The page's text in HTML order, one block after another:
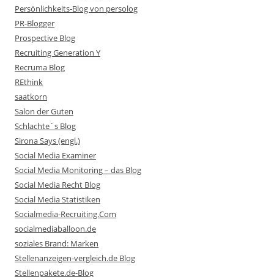
Persönlichkeits-Blog von persolog
PR-Blogger
Prospective Blog
Recruiting Generation Y
Recruma Blog
REthink
saatkorn
Salon der Guten
Schlachte´s Blog
Sirona Says (engl.)
Social Media Examiner
Social Media Monitoring – das Blog
Social Media Recht Blog
Social Media Statistiken
Socialmedia-Recruiting.Com
socialmediaballoon.de
soziales Brand: Marken
Stellenanzeigen-vergleich.de Blog
Stellenpakete.de-Blog